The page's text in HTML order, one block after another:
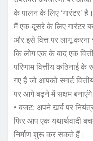
के पालन के लिए ‘गारंटर’ है।
मैं एक-दूसरे के लिए गारंटर
और इसे वित्त पर लागू
कि लोग एक के बाद एक
परिणाम वित्तीय कठिनाई
गए हैं जो आपको स्मार्ट
पर आगे बढ़ने में सक्षम
• बजट: अपने खर्च पर
फिर आप एक यथार्थवादी
निर्माण शुरू कर सकते हैं।